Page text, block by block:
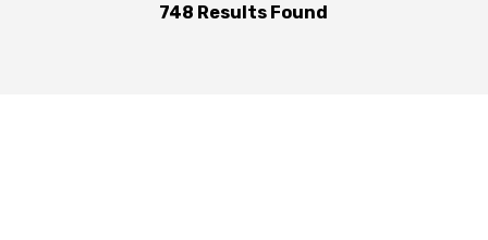
748 Results Found